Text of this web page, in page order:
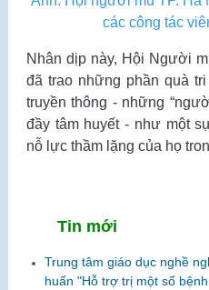
các công tác
Nhân dịp này, Hội Người
đã trao những phần quà
truyền thông - những
đầy tâm huyết - như một
nỗ lực thầm lặng của họ
Tin mới
Trung tâm giáo dục nghề
huấn "Hỗ trợ trị một số